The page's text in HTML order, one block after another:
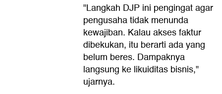
"Langkah DJP ini pengingat agar
pengusaha tidak menunda
kewajiban. Kalau akses faktur
dibekukan, itu berarti ada yang
belum beres. Dampaknya
langsung ke likuiditas bisnis,"
ujarnya.